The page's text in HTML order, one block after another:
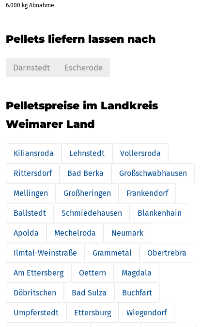
6.000 kg Abnahme.
Pellets liefern lassen nach
Darnstedt Escherode
Pelletspreise im Landkreis
Weimarer Land
Kiliansroda Lehnstedt Vollersroda
Rittersdorf Bad Berka Großschwabhausen
Mellingen Großheringen Frankendorf
Ballstedt Schmiedehausen Blankenhain
Apolda Mechelroda Neumark
Ilmtal-Weinstraße Grammetal Obertrebra
Am Ettersberg Oettern Magdala
Döbritschen Bad Sulza Buchfart
Umpferstedt Ettersburg Wiegendorf